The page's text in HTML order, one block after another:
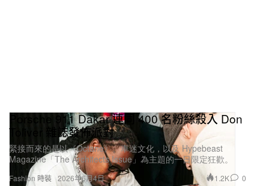
Fashion 時裝
Porsche 911 Dakar 連同 400 名粉絲殺入 Don
Toliver 雜誌發佈派對
緊接而來的是以《Octane》、車迷文化，以及 Hypebeast
Magazine「The Architects Issue」為主題的一日限定狂歡。
2026年6月4日 1.2K 0